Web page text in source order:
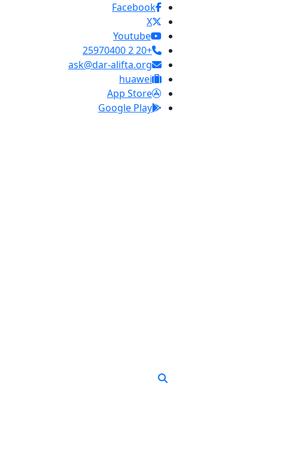
Facebook
X
Youtube
+20 2 25970400
ask@dar-alifta.org
huawei
App Store
Google Play